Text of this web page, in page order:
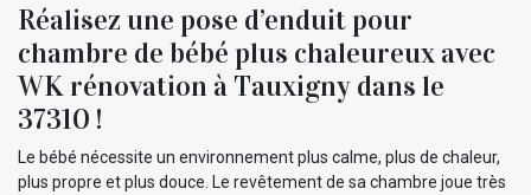
Réalisez une pose d’enduit pour
chambre de bébé plus chaleureux avec
WK rénovation à Tauxigny dans le
37310 !
Le bébé nécessite un environnement plus calme, plus de chaleur,
plus propre et plus douce. Le revêtement de sa chambre joue très